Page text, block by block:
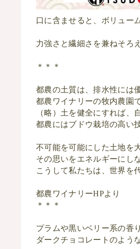
口に含ませると、ボリュー
力強さと繊細さ を兼ねそろ
＊＊＊
都農の土質は、排水性には
都農ワイナリーの牧内農園
（略）土を健全にすれば、
都農にはブドウ栽培の高い
不可能を可能にした土地を
その思いをエネルギーにし
こうして私たちは、世
都農ワイナリーHPより
＊＊＊
プラムや黒いベリー系の香
ダークチョコレートのよう